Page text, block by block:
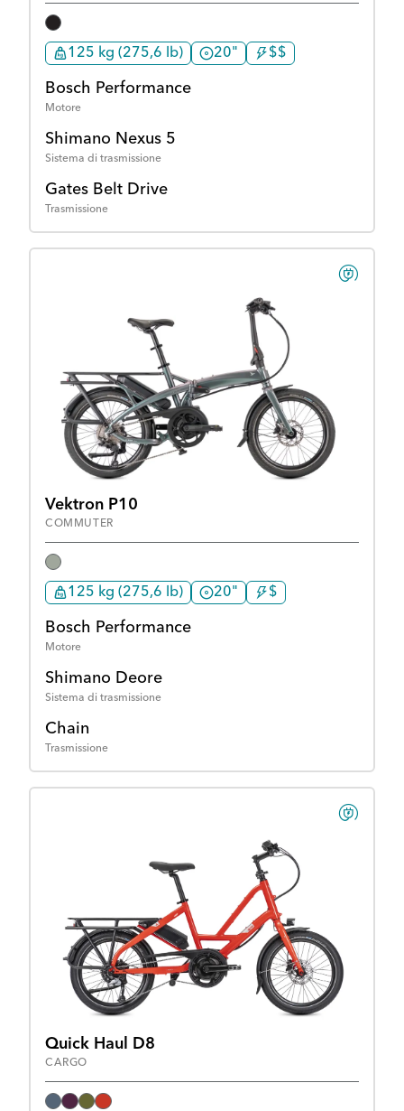
125 kg (275,6 lb) 20" $$
Bosch Performance
Motore
Shimano Nexus 5
Sistema di trasmissione
Gates Belt Drive
Trasmissione
Vektron P10
COMMUTER
125 kg (275,6 lb) 20" $
Bosch Performance
Motore
Shimano Deore
Sistema di trasmissione
Chain
Trasmissione
Quick Haul D8
CARGO